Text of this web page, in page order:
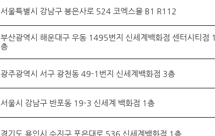
서울특별시 강남구 봉은사로 524 코엑스몰 B1 R112
부산광역시 해운대구 우동 1495번지 신세계백화점 센터시티점 1
층
광주광역시 서구 광천동 49-1번지 신세계백화점 3층
서울시 강남구 반포동 19-3 신세계 백화점 1층
경기도 용인시 수지구 포은대로 536 신세계백화점 1층